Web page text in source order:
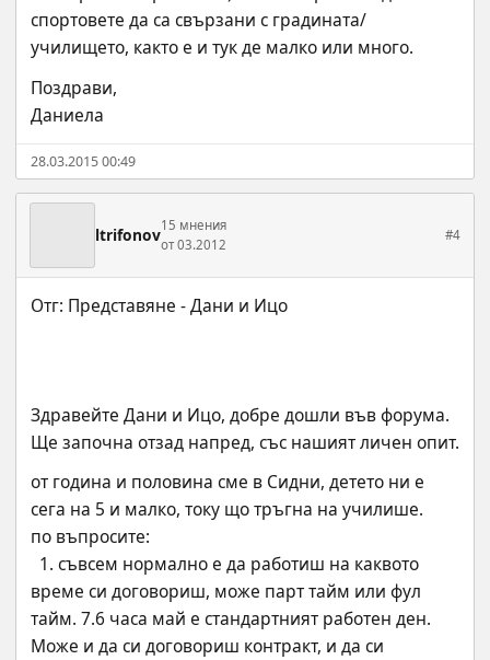
спортовете да са свързани с градината/
училището, както е и тук де малко или много.
Поздрави,
Даниела
28.03.2015 00:49
ltrifonov15 мнения
от 03.2012
#4
Здравейте Дани и Ицо, добре дошли във форума.
Ще започна отзад напред, със нашият личен опит.
от година и половина сме в Сидни, детето ни е
сега на 5 и малко, току що тръгна на училише.
по въпросите:
време си договориш, може парт тайм или фул
тайм. 7.6 часа май е стандартният работен ден.
Може и да си договориш контракт, и да си